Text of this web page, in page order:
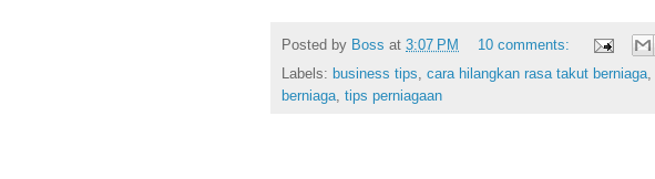
Posted by Boss at 3:07 PM
10 comments:
Labels: business tips, cara hilangkan rasa takut berniaga,
berniaga, tips perniagaan